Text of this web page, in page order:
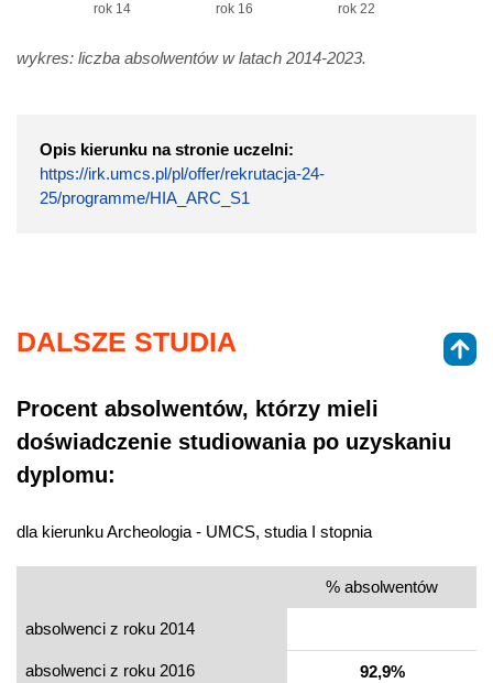
rok 14 rok 16 rok 22
wykres: liczba absolwentów w latach 2014-2023.
Opis kierunku na stronie uczelni:
https://irk.umcs.pl/pl/offer/rekrutacja-24-
25/programme/HIA_ARC_S1
DALSZE STUDIA
Procent absolwentów, którzy mieli
doświadczenie studiowania po uzyskaniu
dyplomu:
dla kierunku Archeologia - UMCS, studia I stopnia
% absolwentów
absolwenci z roku 2014
absolwenci z roku 2016 92,9%